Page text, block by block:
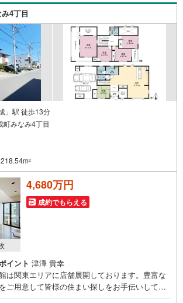
4丁目
」駅 徒歩13分
町みなみ4丁目
218.54m2
4,680万円
成約でもらえる
イント 津澤 貴幸
は関東エリアに店舗展開しております。豊富な
ご用意して皆様の住まい探しをお手伝いしてお